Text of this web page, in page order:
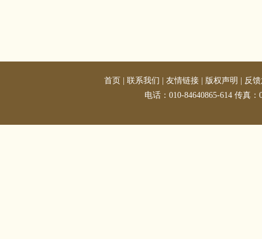
首页 联系我们 友情链接 版权声明
反
电话：010-84640865-614 传真